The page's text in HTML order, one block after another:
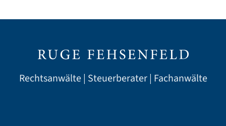
Rechtsanwälte | Steuerberater | Fachanwälte